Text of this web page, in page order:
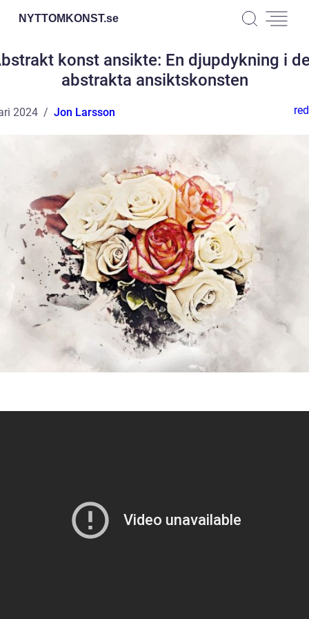
NYTTOMKONST.se
konst ansikte: En djupdykning i
abstrakta ansiktskonsten
2024 Jon Larsson